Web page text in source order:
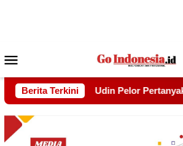
Mobile
Berita Terkini
Perlindungan Hak Warga yang